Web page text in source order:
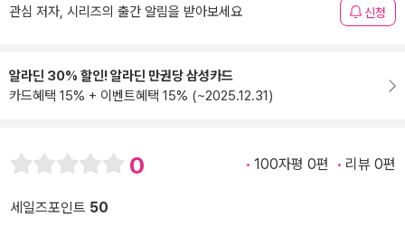
관심 저자, 시리즈의 출간 알림을 받아보세요 신청
알라딘 30% 할인! 알라딘 만권당 삼성카드
카드혜택 15% + 이벤트혜택 15% (~2025.12.31)
0 100자평 0편 리뷰 0편
세일즈포인트 50